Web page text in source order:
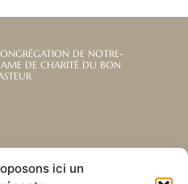
ici un
DE NOTRE-
DE CHARITÉ DU BON
Liens utiles